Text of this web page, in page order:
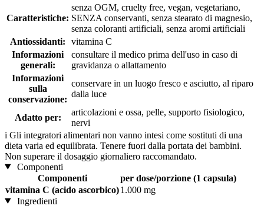
Caratteristiche:
senza OGM, cruelty free, vegan, vegetariano,
SENZA conservanti, senza stearato di magnesio,
senza coloranti artificiali, senza aromi artificiali
Antiossidanti:
vitamina C
Informazioni
generali:
consultare il medico prima dell'uso in caso di
gravidanza o allattamento
Informazioni
sulla
conservazione:
conservare in un luogo fresco e asciutto, al riparo
dalla luce
Adatto per:
articolazioni e ossa, pelle, supporto fisiologico,
nervi
i Gli integratori alimentari non vanno intesi come sostituti di una
dieta varia ed equilibrata. Tenere fuori dalla portata dei bambini.
Non superare il dosaggio giornaliero raccomandato.
Componenti
Componenti
per dose/porzione (1 capsula)
vitamina C (acido ascorbico)1.000 mg
Ingredienti